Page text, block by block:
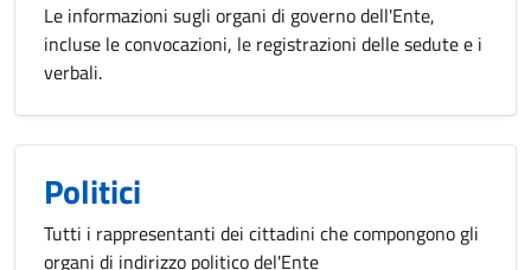
Le informazioni sugli organi di governo dell'Ente,
incluse le convocazioni, le registrazioni delle sedute e i
verbali.
Politici
Tutti i rappresentanti dei cittadini che compongono gli
organi di indirizzo politico del'Ente